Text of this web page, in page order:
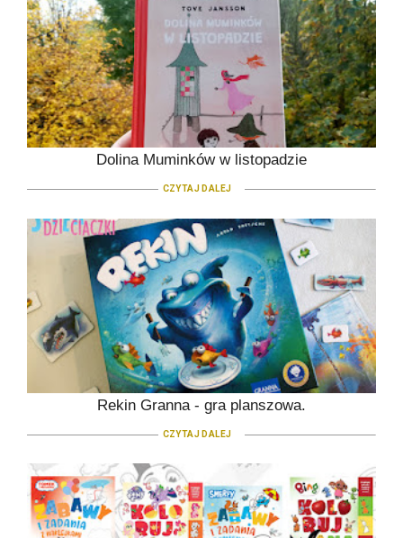
Dolina Muminków w listopadzie
CZYTAJ DALEJ
Rekin Granna - gra planszowa.
CZYTAJ DALEJ